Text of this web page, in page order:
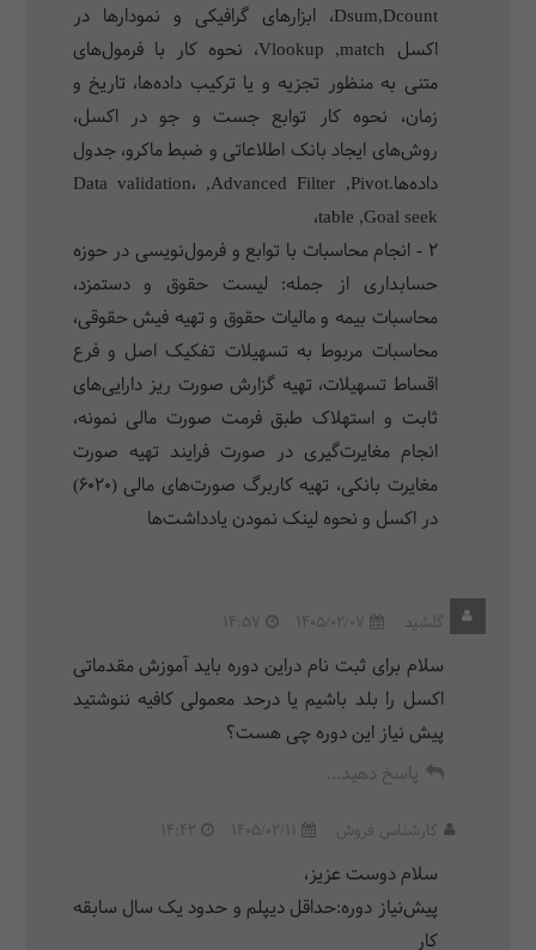
Dsum,Dcount، ابزارهای گرافیکی و نمودارها در
اکسل Vlookup ,match، نحوه کار با فرمول‌های
متنی به منظور تجزیه و یا ترکیب داده‌ها، تاریخ و
زمان، نحوه کار توابع جست و جو در اکسل،
روش‌های ایجاد بانک اطلاعاتی و ضبط ماکرو، جدول
داده‌ها.Data validation، ,Advanced Filter ,Pivot
table ,Goal seek،
2 - انجام محاسبات با توابع و فرمول‌نویسی در حوزه
حسابداری از جمله: لیست حقوق و دستمزد،
محاسبات بیمه و مالیات حقوق و تهیه فیش حقوقی،
محاسبات مربوط به تسهیلات تفکیک اصل و فرع
اقساط تسهیلات، تهیه گزارش صورت ریز دارایی‌های
ثابت و استهلاک طبق فرمت صورت مالی نمونه،
انجام مغایرت‌گیری در صورت فرایند تهیه صورت
مغایرت بانکی، تهیه کاربرگ صورت‌های مالی (6020)
در اکسل و نحوه لینک نمودن یادداشت‌ها
گلشید 1405/02/07
14:57
سلام برای ثبت نام دراین دوره باید آموزش مقدماتی
اکسل را بلد باشیم یا درحد معمولی کافیه ننوشتید
پیش نیاز این دوره چی هست؟
پاسخ دهید...
کارشناس فروش 1405/02/11
14:42
سلام دوست عزیز،
پیش‌نیاز دوره:حداقل دیپلم و حدود یک سال سابقه
کار